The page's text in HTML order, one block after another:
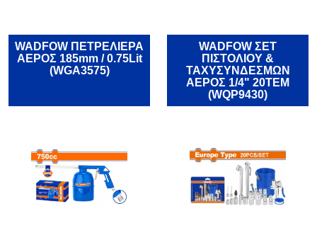
WADFOW ΠΕΤΡΕΛΙΕΡΑ
ΑΕΡΟΣ 185mm / 0.75Lit
(WGA3575)
WADFOW ΣΕΤ
ΠΙΣΤΟΛΙΟΥ &
ΤΑΧΥΣΥΝΔΕΣΜΩΝ
ΑΕΡΟΣ 1/4" 20ΤΕΜ
(WQP9430)